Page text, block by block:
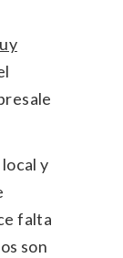
y
falta
son